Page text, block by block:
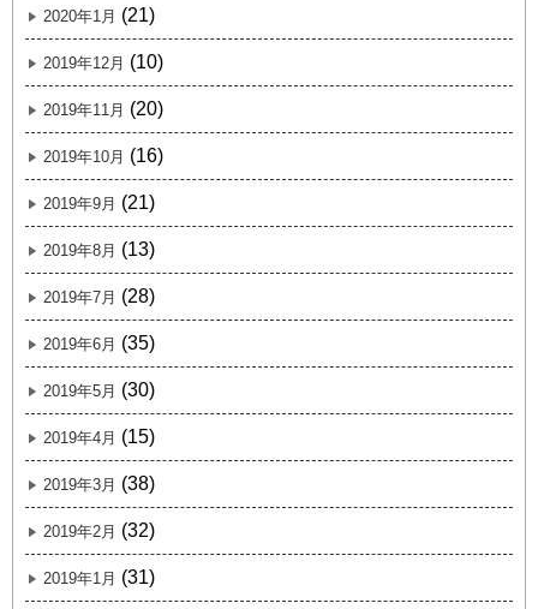
2020年1月 (21)
2019年12月 (10)
2019年11月 (20)
2019年10月 (16)
2019年9月 (21)
2019年8月 (13)
2019年7月 (28)
2019年6月 (35)
2019年5月 (30)
2019年4月 (15)
2019年3月 (38)
2019年2月 (32)
2019年1月 (31)